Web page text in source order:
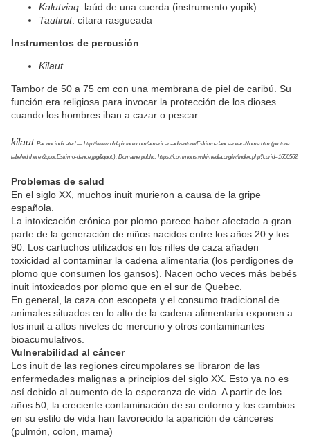
Kalutviaq: laúd de una cuerda (instrumento yupik)
Tautirut: cítara rasgueada
Instrumentos de percusión
Kilaut
Tambor de 50 a 75 cm con una membrana de piel de caribú. Su
función era religiosa para invocar la protección de los dioses
cuando los hombres iban a cazar o pescar.
kilaut Par not indicated — http://www.old-picture.com/american-adventure/Eskimo-dance-near-Nome.htm (picture
labeled there &quot;Eskimo-dance.jpg&quot;), Domaine public, https://commons.wikimedia.org/w/index.php?curid=1650562
Problemas de salud
En el siglo XX, muchos inuit murieron a causa de la gripe
española.
La intoxicación crónica por plomo parece haber afectado a gran
parte de la generación de niños nacidos entre los años 20 y los
90. Los cartuchos utilizados en los rifles de caza añaden
toxicidad al contaminar la cadena alimentaria (los perdigones de
plomo que consumen los gansos). Nacen ocho veces más bebés
inuit intoxicados por plomo que en el sur de Quebec.
En general, la caza con escopeta y el consumo tradicional de
animales situados en lo alto de la cadena alimentaria exponen a
los inuit a altos niveles de mercurio y otros contaminantes
bioacumulativos.
Vulnerabilidad al cáncer
Los inuit de las regiones circumpolares se libraron de las
enfermedades malignas a principios del siglo XX. Esto ya no es
así debido al aumento de la esperanza de vida. A partir de los
años 50, la creciente contaminación de su entorno y los cambios
en su estilo de vida han favorecido la aparición de cánceres
(pulmón, colon, mama)